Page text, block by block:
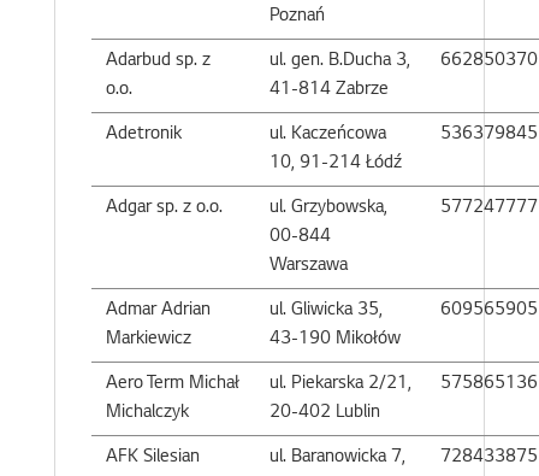
Poznań
Adarbud sp. z
o.o.
ul. gen. B.Ducha 3,
41-814 Zabrze
662850370
Adetronik
ul. Kaczeńcowa
10, 91-214 Łódź
536379845
Adgar sp. z o.o.
ul. Grzybowska,
00-844
Warszawa
577247777
Admar Adrian
Markiewicz
ul. Gliwicka 35,
43-190 Mikołów
609565905
Aero Term Michał
Michalczyk
ul. Piekarska 2/21,
20-402 Lublin
575865136
AFK Silesian
ul. Baranowicka 7,
728433875